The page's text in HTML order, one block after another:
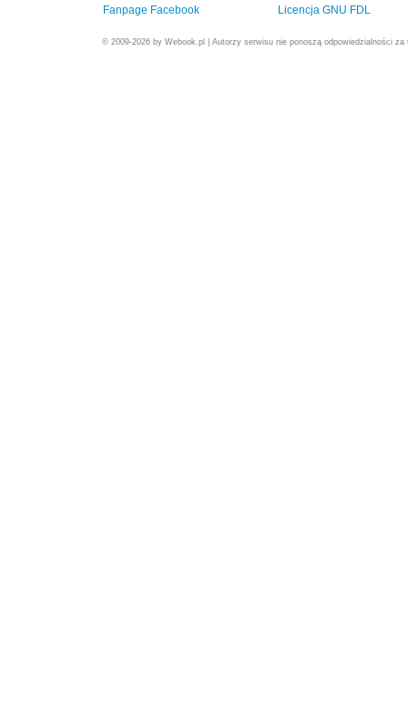
Fanpage Facebook
Licencja GNU FDL
© 2009-2026 by Webook.pl | Autorzy serwisu nie ponoszą odpowiedzialności